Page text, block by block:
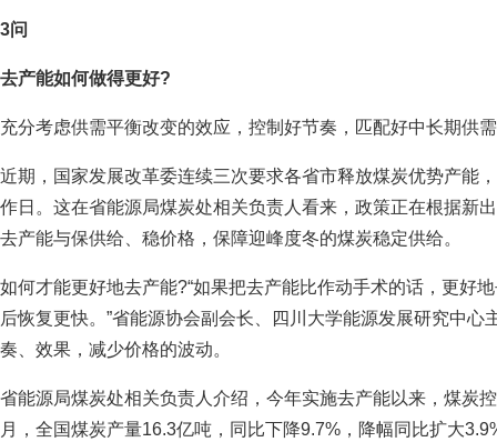
3问
去产能如何做得更好?
充分考虑供需平衡改变的效应，控制好节奏，匹配好中长期供需
近期，国家发展改革委连续三次要求各省市释放煤炭优势产能
作日。这在省能源局煤炭处相关负责人看来，政策正在根据新
去产能与保供给、稳价格，保障迎峰度冬的煤炭稳定供给。
如何才能更好地去产能?“如果把去产能比作动手术的话，更好
后恢复更快。”省能源协会副会长、四川大学能源发展研究中心
奏、效果，减少价格的波动。
省能源局煤炭处相关负责人介绍，今年实施去产能以来，煤炭
月，全国煤炭产量16.3亿吨，同比下降9.7%，降幅同比扩大